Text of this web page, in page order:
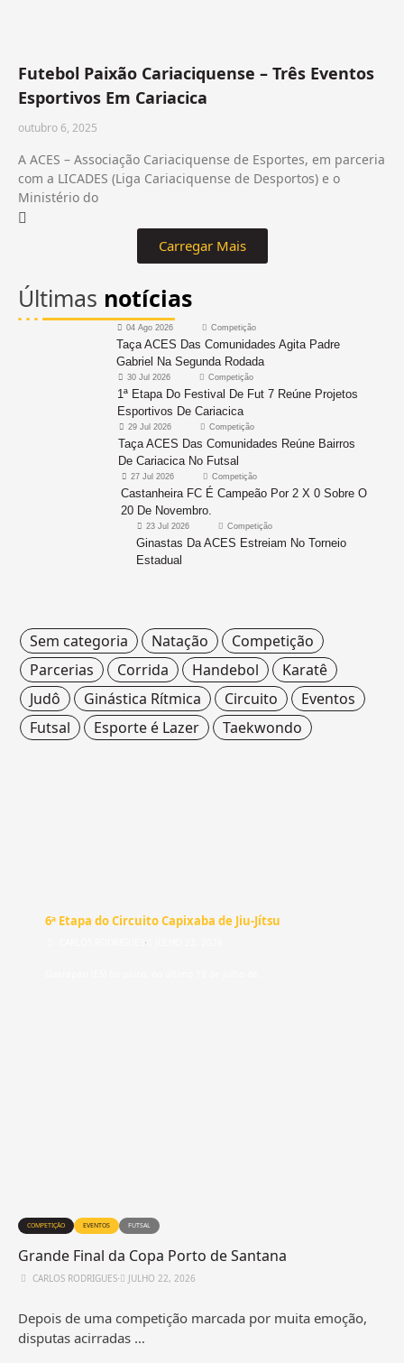
Futebol Paixão Cariaciquense – Três Eventos
Esportivos Em Cariacica
outubro 6, 2025
A ACES – Associação Cariaciquense de Esportes, em parceria
com a LICADES (Liga Cariaciquense de Desportos) e o
Ministério do
Carregar Mais
Últimas notícias
04 Ago 2026 Competição
Taça ACES Das Comunidades Agita Padre
Gabriel Na Segunda Rodada
30 Jul 2026 Competição
1ª Etapa Do Festival De Fut 7 Reúne Projetos
Esportivos De Cariacica
29 Jul 2026 Competição
Taça ACES Das Comunidades Reúne Bairros
De Cariacica No Futsal
27 Jul 2026 Competição
Castanheira FC É Campeão Por 2 X 0 Sobre O
20 De Novembro.
23 Jul 2026 Competição
Ginastas Da ACES Estreiam No Torneio
Estadual
Sem categoria Natação
Competição
Parcerias
Corrida Handebol
Karatê
Judô
Ginástica Rítmica Circuito
Eventos
Futsal
Esporte é Lazer Taekwondo
6ª Etapa do Circuito Capixaba de Jiu-Jítsu
⋅
COMPETIÇÃO EVENTOS FUTSAL
Grande Final da Copa Porto de Santana
CARLOS RODRIGUES⋅ JULHO 22, 2026
Depois de uma competição marcada por muita emoção,
disputas acirradas …